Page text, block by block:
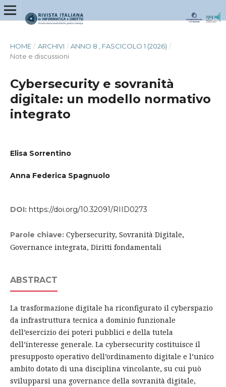
HOME / ARCHIVI / ANNO 8 , FASCICOLO 1 (2026) /
Note e discussioni
Cybersecurity e sovranità
digitale: un modello normativo
integrato
Elisa Sorrentino
Anna Federica Spagnuolo
DOI: https://doi.org/10.32091/RIID0273
Parole chiave: Cybersecurity, Sovranità Digitale,
Governance integrata, Diritti fondamentali
ABSTRACT
La trasformazione digitale ha riconfigurato il cyberspazio
da infrastruttura tecnica a dominio funzionale
dell’esercizio dei poteri pubblici e della tutela
dell’interesse generale. La cybersecurity costituisce il
presupposto operativo dell’ordinamento digitale e l’unico
ambito dotato di una disciplina vincolante, su cui può
svilupparsi una governance della sovranità digitale,